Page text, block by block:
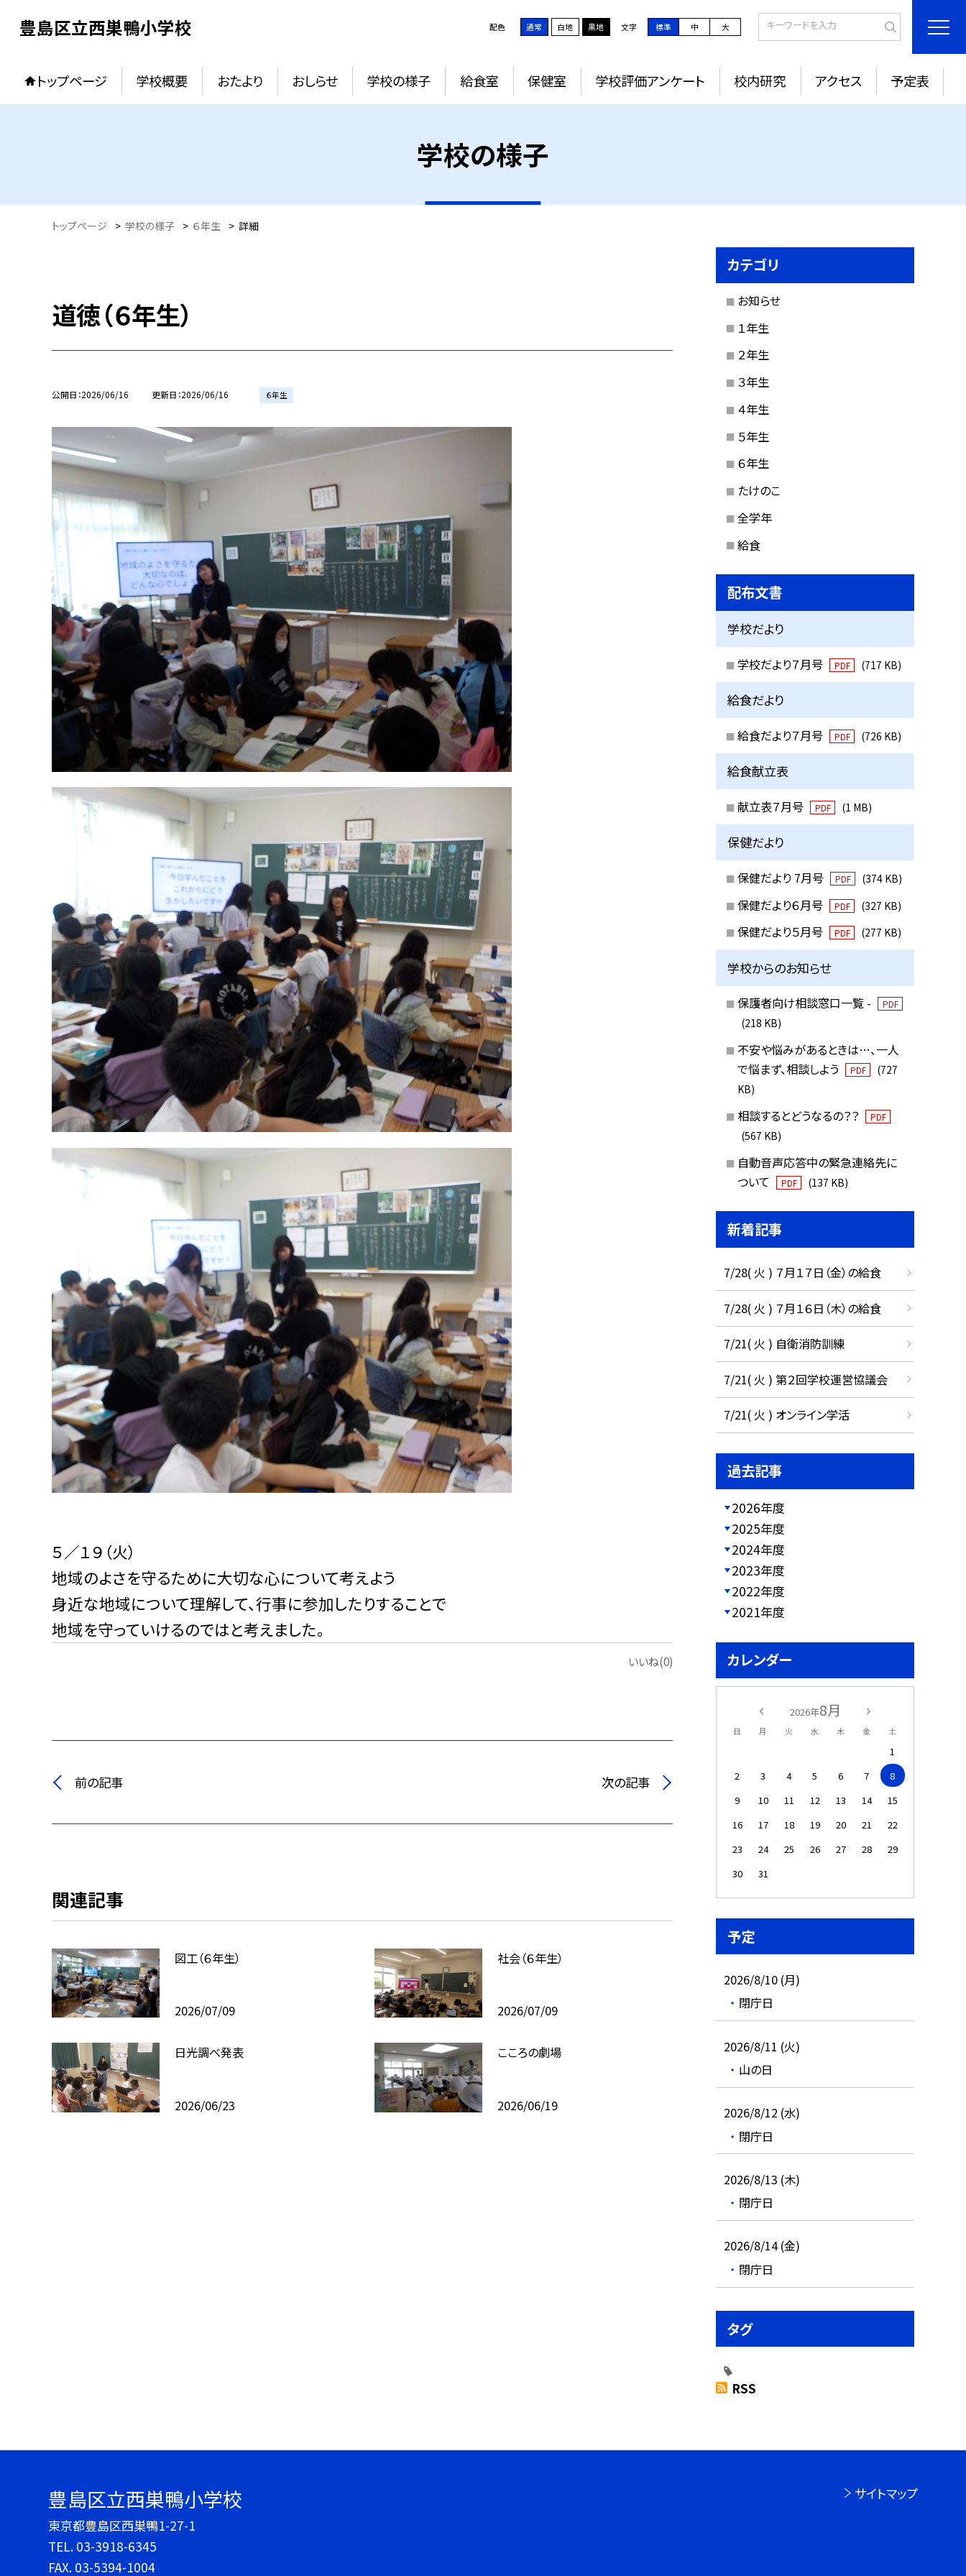
豊島区立西巣鴨小学校 配色 通常 白地 黒地 文字 標準 中 大
トップページ 学校概要 おたより おしらせ 学校の様子 給食室 保健室 学校評価アンケート 校内研究 アクセス 予定表
学校の様子
トップページ > 学校の様子 > ６年生 > 詳細
道徳（６年生）
公開日 2026/06/16 更新日 2026/06/16 ６年生
５／１９（火）
地域のよさを守るために大切な心について考えよう
身近な地域について理解して、行事に参加したりすることで
地域を守っていけるのではと考えました。
いいね(0)
前の記事 次の記事
関連記事
図工（６年生）
2026/07/09
社会（６年生）
2026/07/09
日光調べ発表
2026/06/23
こころの劇場
2026/06/19
カテゴリ
お知らせ
１年生
２年生
３年生
４年生
５年生
６年生
たけのこ
全学年
給食
配布文書
学校だより
学校だより７月号 PDF (717 KB)
給食だより
給食だより７月号 PDF (726 KB)
給食献立表
献立表７月号 PDF (1 MB)
保健だより
保健だより 7月号 PDF (374 KB)
保健だより６月号 PDF (327 KB)
保健だより５月号 PDF (277 KB)
学校からのお知らせ
保護者向け相談窓口一覧 - PDF
(218 KB)
不安や悩みがあるときは…、一人
で悩まず、相談しよう
PDF
(727
KB)
相談するとどうなるの？？ PDF
(567 KB)
自動音声応答中の緊急連絡先に
ついて
PDF (137 KB)
新着記事
7/28( 火 ) ７月１７日（金）の給食
7/28( 火 ) ７月１６日（木）の給食
7/21( 火 ) 自衛消防訓練
7/21( 火 ) 第２回学校運営協議会
7/21( 火 ) オンライン学活
過去記事
2026年度
2025年度
2024年度
2023年度
2022年度
2021年度
カレンダー
2026年8月
日 月 火 水 木 金 土
1
2
3 4 5 6 7
8
9
10 11 12 13 14
15
16
17 18 19 20 21
22
23
24 25 26 27 28
29
30
31
予定
2026/8/10 (月)
閉庁日
2026/8/11 (火)
山の日
2026/8/12 (水)
閉庁日
2026/8/13 (木)
閉庁日
2026/8/14 (金)
閉庁日
タグ
RSS
豊島区立西巣鴨小学校
東京都豊島区西巣鴨1-27-1
TEL. 03-3918-6345
FAX. 03-5394-1004
サイトマップ